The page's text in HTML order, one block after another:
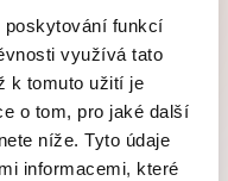
poskytování funkcí
využívá tato
k tomuto užití je
o tom, pro jaké další
níže. Tyto údaje
informacemi, které
reporting a